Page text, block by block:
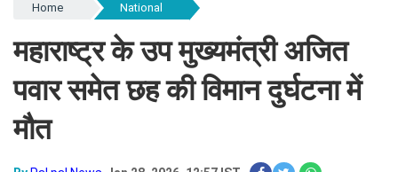
Home National
महाराष्ट्र के उप मुख्यमंत्री अजित
पवार समेत छह की विमान दुर्घटना में
मौत